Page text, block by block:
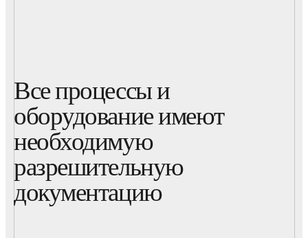
Все процессы и
оборудование имеют
необходимую
разрешительную
документацию